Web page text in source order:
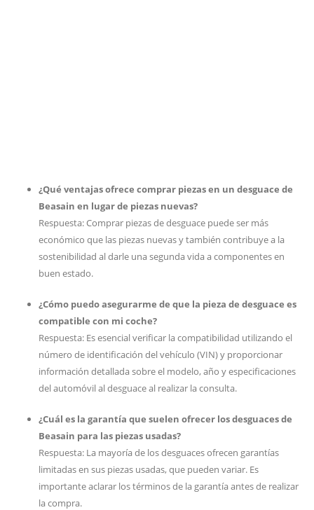
¿Qué ventajas ofrece comprar piezas en un desguace de
Beasain en lugar de piezas nuevas?
Respuesta: Comprar piezas de desguace puede ser más
económico que las piezas nuevas y también contribuye a la
sostenibilidad al darle una segunda vida a componentes en
buen estado.
¿Cómo puedo asegurarme de que la pieza de desguace es
compatible con mi coche?
Respuesta: Es esencial verificar la compatibilidad utilizando el
número de identificación del vehículo (VIN) y proporcionar
información detallada sobre el modelo, año y especificaciones
del automóvil al desguace al realizar la consulta.
¿Cuál es la garantía que suelen ofrecer los desguaces de
Beasain para las piezas usadas?
Respuesta: La mayoría de los desguaces ofrecen garantías
limitadas en sus piezas usadas, que pueden variar. Es
importante aclarar los términos de la garantía antes de realizar
la compra.